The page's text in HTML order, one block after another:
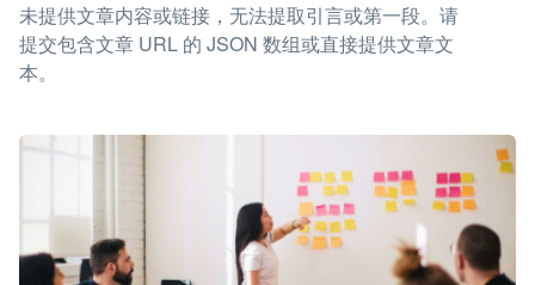
未提供文章内容或链接，无法提取引言或第一段。请
提交包含文章 URL 的 JSON 数组或直接提供文章文
本。